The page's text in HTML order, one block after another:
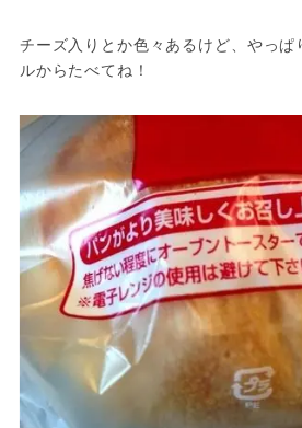
チーズ入りとか色々あるけど、やっぱ